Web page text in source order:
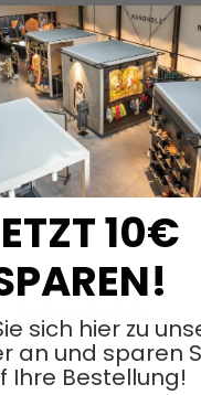
10€
sich hier zu
an und sparen
Ihre Bestellung!